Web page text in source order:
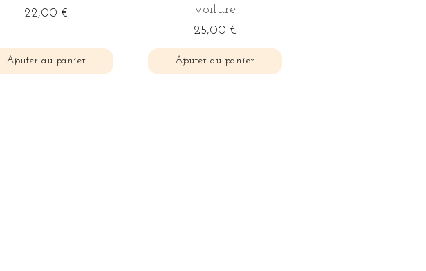
Prix
22,00 €
Ajouter au panier
voiture
Prix
25,00 €
Ajouter au panier